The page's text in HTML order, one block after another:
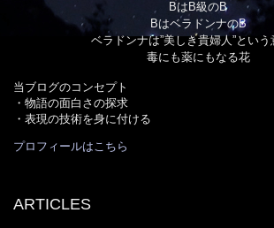
BはB級のB
BはベラドンナのB
ベラドンナは”美しき貴婦人”という
毒にも薬にもなる花
当ブログのコンセプト
・物語の面白さの探求
・表現の技術を身に付ける
プロフィールはこちら
ARTICLES